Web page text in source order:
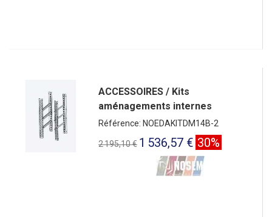
ACCESSOIRES / Kits
aménagements internes
Référence: NOEDAKITDM14B-2
2 195,10 € 1 536,57 € 30%